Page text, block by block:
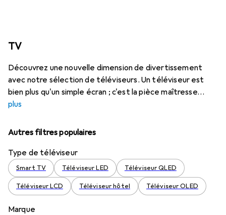
TV
Découvrez une nouvelle dimension de divertissement
avec notre sélection de téléviseurs. Un téléviseur est
bien plus qu'un simple écran ; c'est la pièce maîtresse
plus
Autres filtres populaires
Type de téléviseur
Smart TV Téléviseur LED Téléviseur QLED
Téléviseur LCD Téléviseur hôtel Téléviseur OLED
Marque